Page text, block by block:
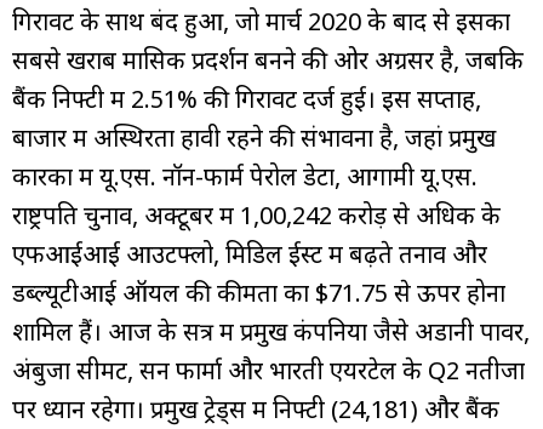
गिरावट के साथ बंद हुआ, जो मार्च 2020 के बाद से इसका
सबसे खराब मासिक प्रदर्शन बनने की ओर अग्रसर है, जबकि
बैंक निफ्टी में 2.51% की गिरावट दर्ज हुई। इस सप्ताह,
बाजार में अस्थिरता हावी रहने की संभावना है, जहां प्रमुख
कारकों में यू.एस. नॉन-फार्म पेरोल डेटा, आगामी यू.एस.
राष्ट्रपति चुनाव, अक्टूबर में ₹1,00,242 करोड़ से अधिक के
एफआईआई आउटफ्लो, मिडिल ईस्ट में बढ़ते तनाव और
डब्ल्यूटीआई ऑयल की कीमतों का $71.75 से ऊपर होना
शामिल हैं। आज के सत्र में प्रमुख कंपनियों जैसे अडानी पावर,
अंबुजा सीमेंट, सन फार्मा और भारती एयरटेल के Q2 नतीजों
पर ध्यान रहेगा। प्रमुख ट्रेड्स में निफ्टी (24,181) और बैंक